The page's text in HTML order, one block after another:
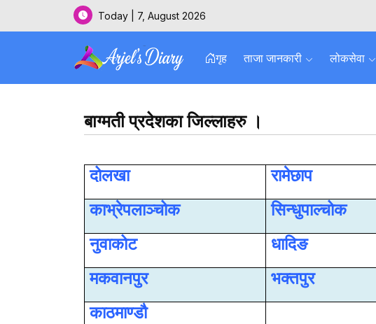
Today | 7, August 2026
गृह ताजा जानकारी लोकसेवा
बाग्मती प्रदेशका जिल्लाहरु ।
दोलखा रामेछाप
काभ्रेपलाञ्चोक
सिन्धुपाल्चोक
नुवाकोट
धादिङ
मकवानपुर
भक्तपुर
काठमाण्डौ